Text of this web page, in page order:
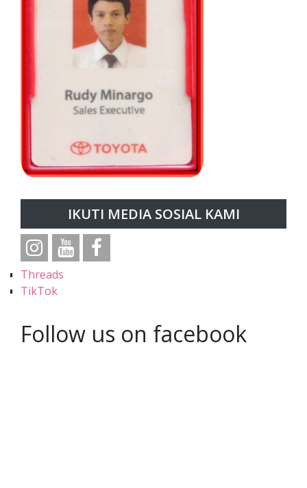
IKUTI MEDIA SOSIAL KAMI
Threads
TikTok
Follow us on facebook